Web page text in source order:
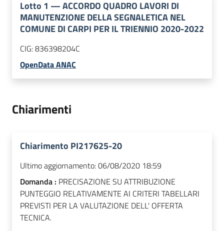
Lotto 1 —ACCORDO QUADRO LAVORI DI
MANUTENZIONE DELLA SEGNALETICA NEL
COMUNE DI CARPI PER IL TRIENNIO 2020-2022
CIG:836398204C
OpenData ANAC
Chiarimenti
Chiarimento PI217625-20
Ultimo aggiornamento:06/08/2020 18:59
Domanda : PRECISAZIONE SU ATTRIBUZIONE
PUNTEGGIO RELATIVAMENTE AI CRITERI TABELLARI
PREVISTI PER LA VALUTAZIONE DELL' OFFERTA
TECNICA.